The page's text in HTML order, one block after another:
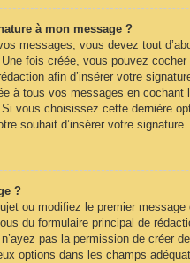
à mon message ?
messages, vous devez tout
fois créée, vous pouvez
afin d’insérer votre
à tous vos messages en cochant
Si vous choisissez cette dernière
souhait d’insérer votre signature.
?
ou modifiez le premier message
du formulaire principal de
pas la permission de créer
options dans les champs